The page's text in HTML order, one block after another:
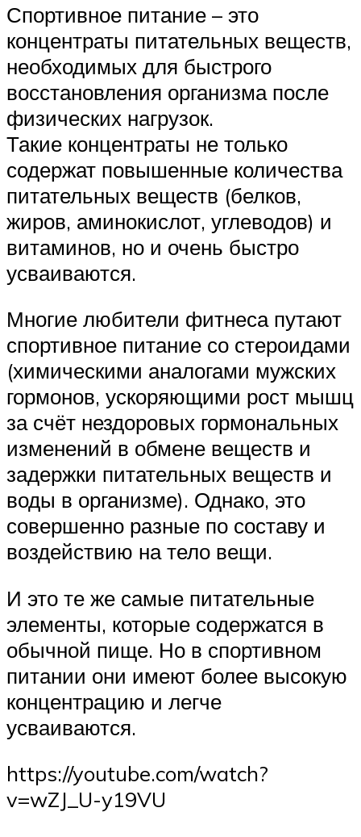
Спортивное питание – это
концентраты питательных веществ,
необходимых для быстрого
восстановления организма после
физических нагрузок.
Такие концентраты не только
содержат повышенные количества
питательных веществ (белков,
жиров, аминокислот, углеводов) и
витаминов, но и очень быстро
усваиваются.
Многие любители фитнеса путают
спортивное питание со стероидами
(химическими аналогами мужских
гормонов, ускоряющими рост мышц
за счёт нездоровых гормональных
изменений в обмене веществ и
задержки питательных веществ и
воды в организме). Однако, это
совершенно разные по составу и
воздействию на тело вещи.
И это те же самые питательные
элементы, которые содержатся в
обычной пище. Но в спортивном
питании они имеют более высокую
концентрацию и легче
усваиваются.
https://youtube.com/watch?
v=wZJ_U-y19VU